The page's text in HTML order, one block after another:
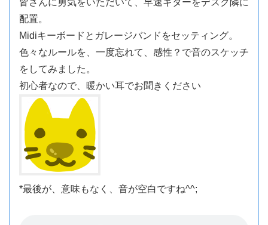
皆さんに勇気をいただいて、早速ギターをデスク隣に
配置。
Midiキーボードとガレージバンドをセッティング。
色々なルールを、一度忘れて、感性？で音のスケッチ
をしてみました。
初心者なので、暖かい耳でお聞きください
*最後が、意味もなく、音が空白ですね^^;